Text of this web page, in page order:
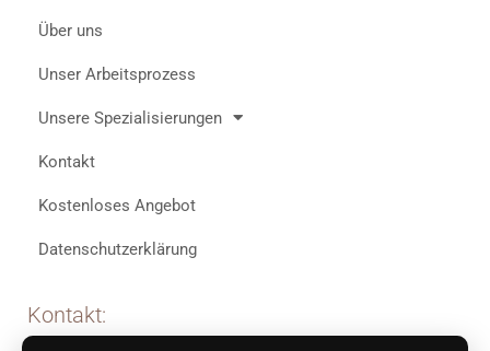
Über uns
Unser Arbeitsprozess
Unsere Spezialisierungen
Kontakt
Kostenloses Angebot
Datenschutzerklärung
Kontakt: